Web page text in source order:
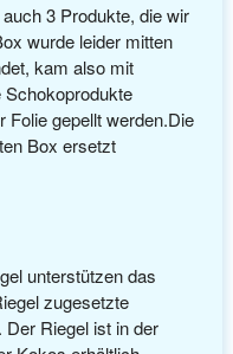
3 Produkte, die wir
wurde leider mitten
kam also mit
Folie gepellt werden.Die
Box ersetzt
unterstützen das
zugesetzte
Riegel ist in der